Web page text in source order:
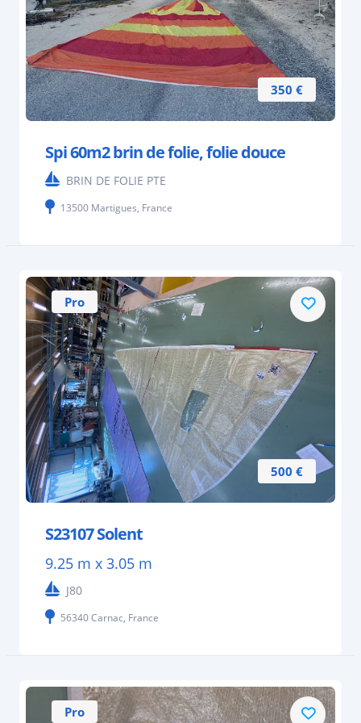
350 €
Spi 60m2 brin de folie, folie douce
BRIN DE FOLIE PTE
13500 Martigues, France
500 €
Pro
S23107 Solent
9.25 m x 3.05 m
J80
56340 Carnac, France
Pro